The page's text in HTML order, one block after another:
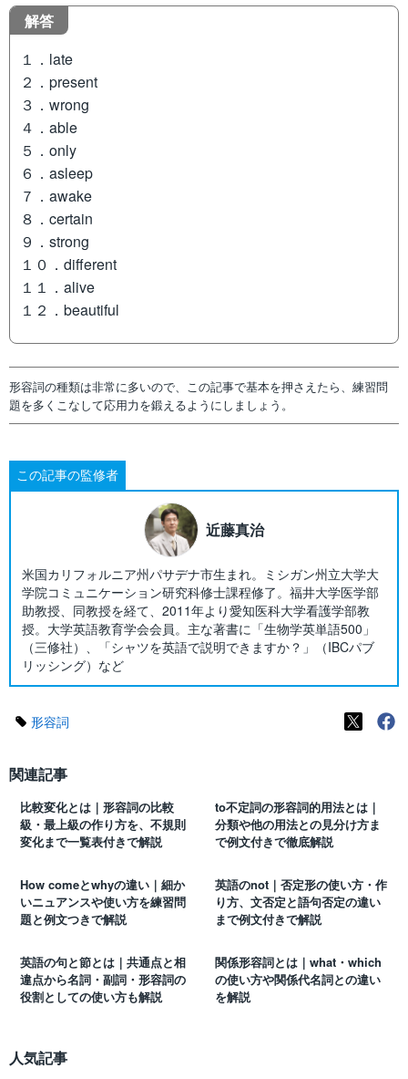
解答
１．late
２．present
３．wrong
４．able
５．only
６．asleep
７．awake
８．certain
９．strong
１０．different
１１．alive
１２．beautiful
形容詞の種類は非常に多いので、この記事で基本を押さえたら、練習問
題を多くこなして応用力を鍛えるようにしましょう。
この記事の監修者
近藤真治
米国カリフォルニア州パサデナ市生まれ。ミシガン州立大学大
学院コミュニケーション研究科修士課程修了。福井大学医学部
助教授、同教授を経て、2011年より愛知医科大学看護学部教
授。大学英語教育学会会員。主な著書に「生物学英単語500」
（三修社）、「シャツを英語で説明できますか？」（IBCパブ
リッシング）など
形容詞
関連記事
比較変化とは｜形容詞の比較
級・最上級の作り方を、不規則
変化まで一覧表付きで解説
to不定詞の形容詞的用法とは｜
分類や他の用法との見分け方ま
で例文付きで徹底解説
How comeとwhyの違い｜細か
いニュアンスや使い方を練習問
題と例文つきで解説
英語のnot｜否定形の使い方・作
り方、文否定と語句否定の違い
まで例文付きで解説
英語の句と節とは｜共通点と相
違点から名詞・副詞・形容詞の
役割としての使い方も解説
関係形容詞とは｜what・which
の使い方や関係代名詞との違い
を解説
人気記事